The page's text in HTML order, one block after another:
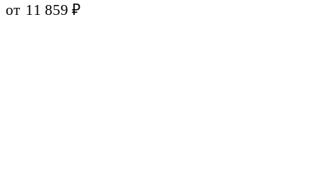
от 11 859₽